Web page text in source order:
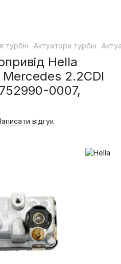
турбін Актуатори турбін
Hella
2.2CDI
0007,
відгук